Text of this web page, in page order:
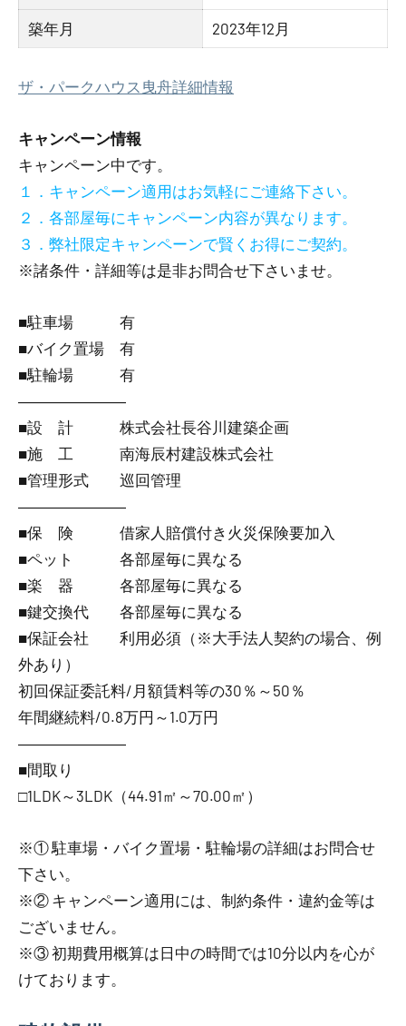
築年月 2023年12月
ザ・パークハウス曳舟詳細情報
キャンペーン情報
キャンペーン中です。
１．キャンペーン適用はお気軽にご連絡下さい。
２．各部屋毎にキャンペーン内容が異なります。
３．弊社限定キャンペーンで賢くお得にご契約。
※諸条件・詳細等は是非お問合せ下さいませ。
■駐車場 有
■バイク置場 有
■駐輪場 有
―――――――
■設 計 株式会社長谷川建築企画
■施 工 南海辰村建設株式会社
■管理形式 巡回管理
―――――――
■保 険 借家人賠償付き火災保険要加入
■ペット 各部屋毎に異なる
■楽 器 各部屋毎に異なる
■鍵交換代 各部屋毎に異なる
■保証会社 利用必須（※大手法人契約の場合、例
外あり）
初回保証委託料/月額賃料等の30％～50％
年間継続料/0.8万円～1.0万円
―――――――
■間取り
□1LDK～3LDK（44.91㎡～70.00㎡）
※① 駐車場・バイク置場・駐輪場の詳細はお問合せ
下さい。
※② キャンペーン適用には、制約条件・違約金等は
ございません。
※③ 初期費用概算は日中の時間では10分以内を心が
けております。